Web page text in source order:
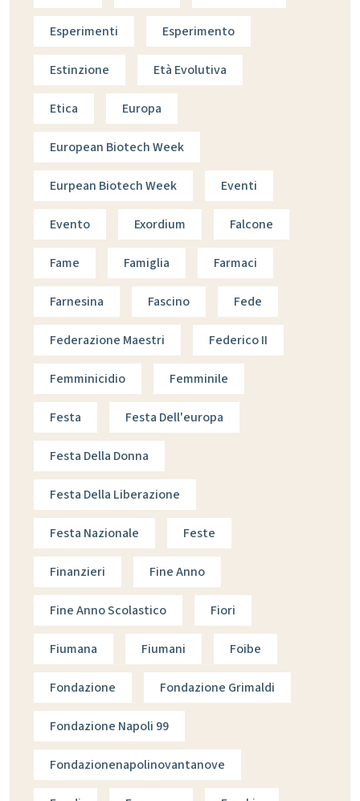
Esperimenti Esperimento
Estinzione Età Evolutiva
Etica Europa
European Biotech Week
Eurpean Biotech Week Eventi
Evento Exordium Falcone
Fame Famiglia Farmaci
Farnesina Fascino Fede
Federazione Maestri Federico II
Femminicidio Femminile
Festa Festa Dell'europa
Festa Della Donna
Festa Della Liberazione
Festa Nazionale Feste
Finanzieri Fine Anno
Fine Anno Scolastico Fiori
Fiumana Fiumani Foibe
Fondazione Fondazione Grimaldi
Fondazione Napoli 99
Fondazionenapolinovantanove